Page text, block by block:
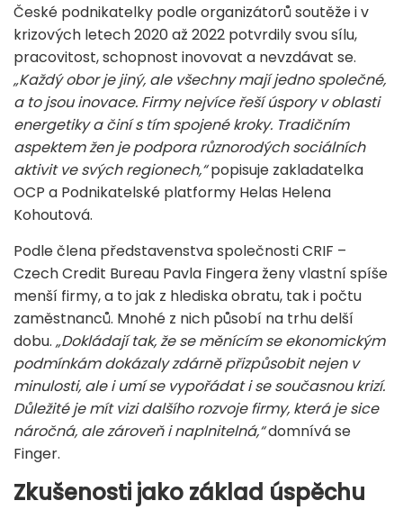
České podnikatelky podle organizátorů soutěže i v
krizových letech 2020 až 2022 potvrdily svou sílu,
pracovitost, schopnost inovovat a nevzdávat se.
„Každý obor je jiný, ale všechny mají jedno společné,
a to jsou inovace. Firmy nejvíce řeší úspory v oblasti
energetiky a činí s tím spojené kroky. Tradičním
aspektem žen je podpora různorodých sociálních
aktivit ve svých regionech,“popisuje zakladatelka
OCP a Podnikatelské platformy Helas Helena
Kohoutová.
Podle člena představenstva společnosti CRIF –
Czech Credit Bureau Pavla Fingera ženy vlastní spíše
menší firmy, a to jak z hlediska obratu, tak i počtu
zaměstnanců. Mnohé z nich působí na trhu delší
dobu. „Dokládají tak, že se měnícím se ekonomickým
podmínkám dokázaly zdárně přizpůsobit nejen v
minulosti, ale i umí se vypořádat i se současnou krizí.
Důležité je mít vizi dalšího rozvoje firmy, která je sice
náročná, ale zároveň i naplnitelná,“domnívá se
Finger.
Zkušenosti jako základ úspěchu